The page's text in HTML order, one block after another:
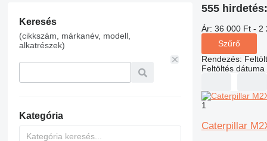
Keresés
(cikkszám, márkanév, modell,
alkatrészek)
Kategória
555 hirdetés:
Ár: 36 000 Ft - 2
Szűrő
Rendezés:
Feltöltés dátuma
1
Caterpillar